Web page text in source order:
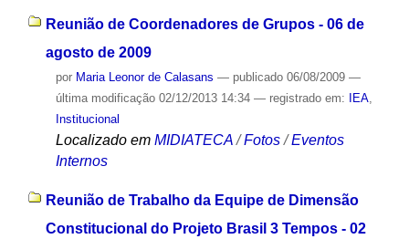
Reunião de Coordenadores de Grupos - 06 de
agosto de 2009
por Maria Leonor de Calasans — publicado06/08/2009 —
última modificação02/12/2013 14:34 — registrado em: IEA,
Institucional
Localizado em MIDIATECA /Fotos /Eventos
Internos
Reunião de Trabalho da Equipe de Dimensão
Constitucional do Projeto Brasil 3 Tempos - 02